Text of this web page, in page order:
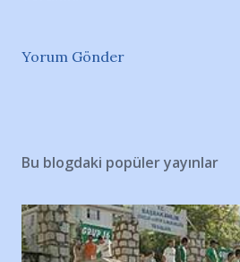
Yorum Gönder
Bu blogdaki popüler yayınlar